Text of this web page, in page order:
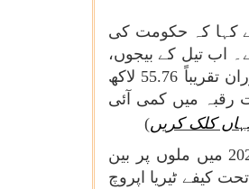
کہا کہ حکومت کی
اب تیل کے بیجوں،
دالوں اور نیوٹریا سیریلز پر خصوصی توجہ دی جاتی ہے۔ مانسون کے بعد، بارش معمول سے زیادہ ہوئی ہے اور گرمیوں کے دوران تقریباً 55.76 لاکھ
رقبہ میں کمی آئی
کلک کریں)
سیکرٹری (فرٹیلائزرز) نے آنے والے سیزن کے لیے کھاد کی سپلائی کی صورتحال پر غور کیا۔ غذائی اناج کی پیداوار بڑھانے اور 2023 میں ملوں پر بین
کیفے ٹیریا اپروچ